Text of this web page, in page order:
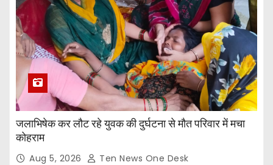
जलाभिषेक कर लौट रहे युवक की दुर्घटना से मौत परिवार में मचा
कोहराम
Aug 5, 2026 Ten News One Desk